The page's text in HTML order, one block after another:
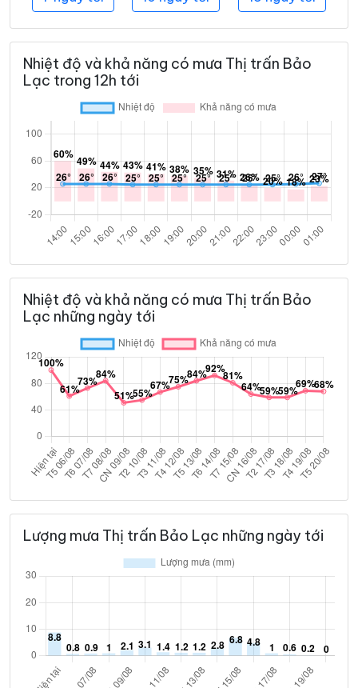
Nhiệt độ và khả năng có mưa Thị trấn Bảo
Lạc trong 12h tới
Nhiệt độ và khả năng có mưa Thị trấn Bảo
Lạc những ngày tới
Lượng mưa Thị trấn Bảo Lạc những ngày tới